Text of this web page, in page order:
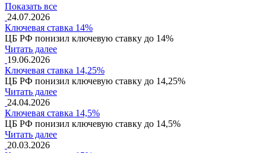
Показать все
24.07.2026
Ключевая ставка 14%
ЦБ РФ понизил ключевую ставку до 14%
Читать далее
19.06.2026
Ключевая ставка 14,25%
ЦБ РФ понизил ключевую ставку до 14,25%
Читать далее
24.04.2026
Ключевая ставка 14,5%
ЦБ РФ понизил ключевую ставку до 14,5%
Читать далее
20.03.2026